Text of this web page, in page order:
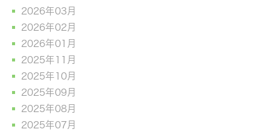
2026年03月
2026年02月
2026年01月
2025年11月
2025年10月
2025年09月
2025年08月
2025年07月